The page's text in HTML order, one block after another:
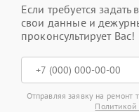
Если требуется задать
свои данные и
проконсультирует Вас!
Отправляя заявку на ремонт
Политикой